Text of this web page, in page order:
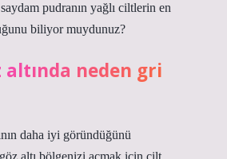
pudranın yağlı ciltlerin en
biliyor muydunuz?
altında neden gri
daha iyi göründüğünü
altı bölgenizi açmak için cilt